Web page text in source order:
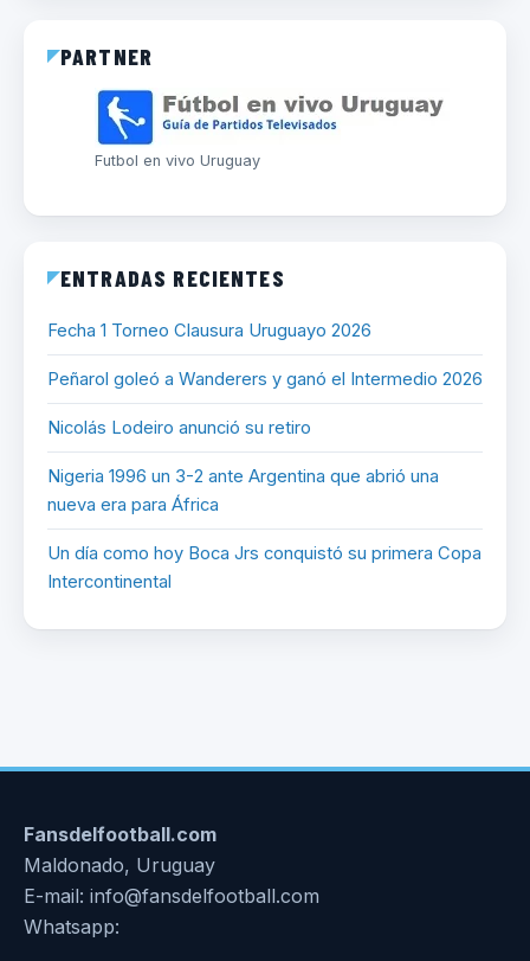
PARTNER
Futbol en vivo Uruguay
ENTRADAS RECIENTES
Fecha 1 Torneo Clausura Uruguayo 2026
Peñarol goleó a Wanderers y ganó el Intermedio 2026
Nicolás Lodeiro anunció su retiro
Nigeria 1996 un 3-2 ante Argentina que abrió una
nueva era para África
Un día como hoy Boca Jrs conquistó su primera Copa
Intercontinental
Fansdelfootball.com
Maldonado, Uruguay
E-mail: info@fansdelfootball.com
Whatsapp: